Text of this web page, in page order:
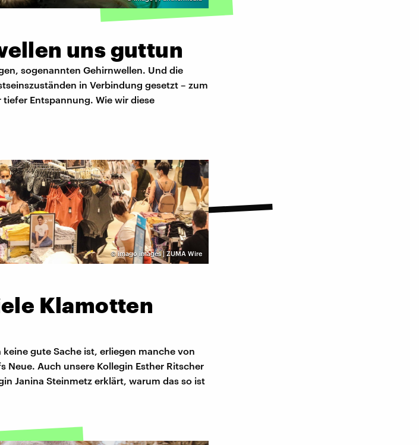
uns guttun
sogenannten Gehirnwellen. Und die
in Verbindung gesetzt – zum
Entspannung. Wie wir diese
©imago images | ZUMA Wire
Klamotten
gute Sache ist, erliegen manche von
Neue. Auch unsere Kollegin Esther Ritscher
Janina Steinmetz erklärt, warum das so ist